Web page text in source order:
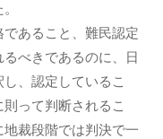
あること、難民認定
べきであるのに、日
、認定しているこ
って判断されるこ
裁段階では判決で一